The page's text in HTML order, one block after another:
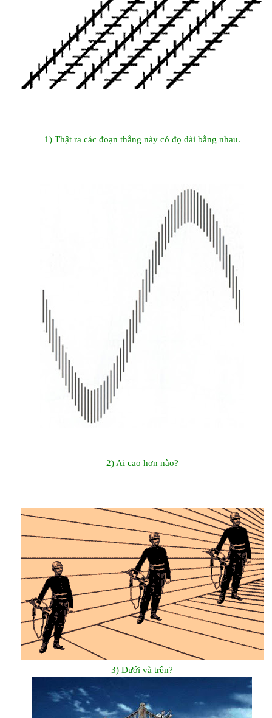
1) Thật ra các đoạn thẳng này có đọ dài bằng nhau.
2) Ai cao hơn nào?
3) Dưới và trên?